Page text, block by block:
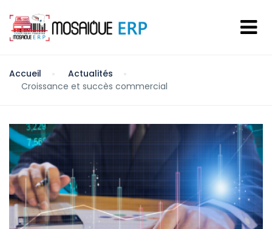
Accueil
Actualités
Croissance et succès commercial